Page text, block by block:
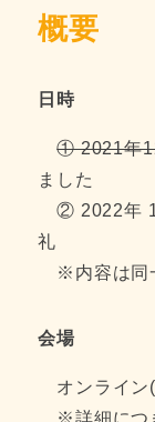
概要
日時
① 2021年
ました
② 2022年 1
礼
※内容は同
会場
オンライン
※詳細につ